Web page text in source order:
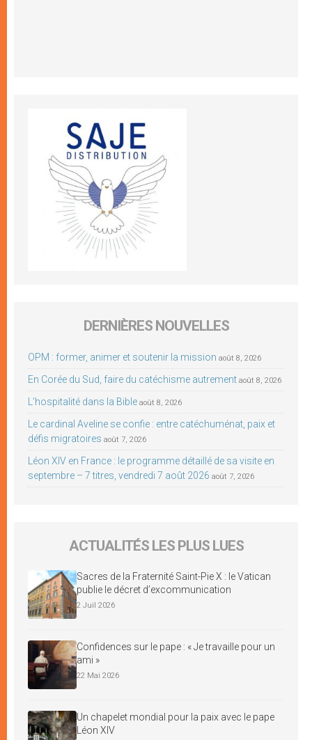
DERNIÈRES NOUVELLES
OPM : former, animer et soutenir la mission août 8, 2026
En Corée du Sud, faire du catéchisme autrement août 8, 2026
L’hospitalité dans la Bible août 8, 2026
Le cardinal Aveline se confie : entre catéchuménat, paix et
défis migratoires août 7, 2026
Léon XIV en France : le programme détaillé de sa visite en
septembre – 7 titres, vendredi 7 août 2026 août 7, 2026
ACTUALITÉS LES PLUS LUES
Sacres de la Fraternité Saint-Pie X : le Vatican
publie le décret d’excommunication
2 Juil 2026
Confidences sur le pape : « Je travaille pour un
ami »
22 Mai 2026
Un chapelet mondial pour la paix avec le pape
Léon XIV